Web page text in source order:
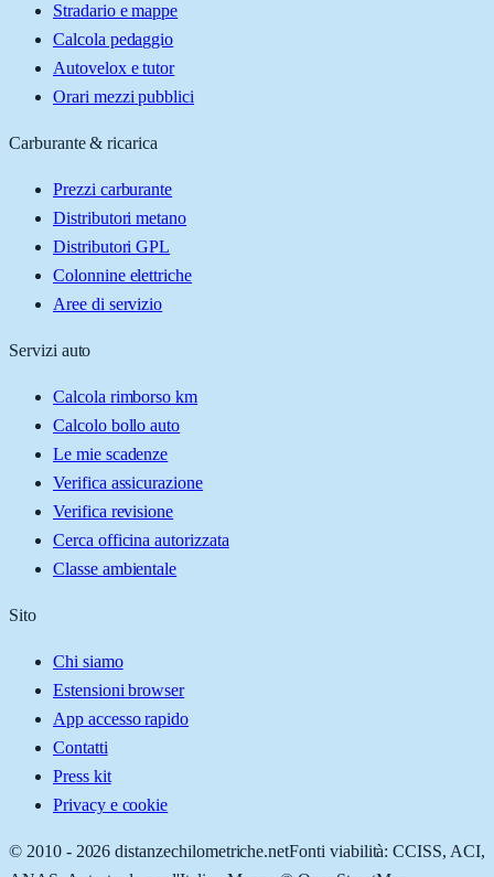
Stradario e mappe
Calcola pedaggio
Autovelox e tutor
Orari mezzi pubblici
Carburante & ricarica
Prezzi carburante
Distributori metano
Distributori GPL
Colonnine elettriche
Aree di servizio
Servizi auto
Calcola rimborso km
Calcolo bollo auto
Le mie scadenze
Verifica assicurazione
Verifica revisione
Cerca officina autorizzata
Classe ambientale
Sito
Chi siamo
Estensioni browser
App accesso rapido
Contatti
Press kit
Privacy e cookie
© 2010 - 2026 distanzechilometriche.netFonti viabilità: CCISS, ACI,